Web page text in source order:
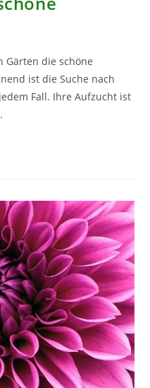
Gärten die schöne
ist die Suche nach
Fall. Ihre Aufzucht ist